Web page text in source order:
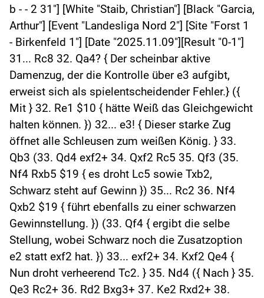
b - - 2 31"] [White "Staib, Christian"] [Black "Garcia,
Arthur"] [Event "Landesliga Nord 2"] [Site "Forst 1
- Birkenfeld 1"] [Date "2025.11.09"][Result "0-1"]
31... Rc8 32. Qa4? { Der scheinbar aktive
Damenzug, der die Kontrolle über e3 aufgibt,
erweist sich als spielentscheidender Fehler.} ({
Mit } 32. Re1 $10 { hätte Weiß das Gleichgewicht
halten können. }) 32... e3! { Dieser starke Zug
öffnet alle Schleusen zum weißen König. } 33.
Qb3 (33. Qd4 exf2+ 34. Qxf2 Rc5 35. Qf3 (35.
Nf4 Rxb5 $19 { es droht Lc5 sowie Txb2,
Schwarz steht auf Gewinn }) 35... Rc2 36. Nf4
Qxb2 $19 { führt ebenfalls zu einer schwarzen
Gewinnstellung. }) (33. Qf4 { ergibt die selbe
Stellung, wobei Schwarz noch die Zusatzoption
e2 statt exf2 hat. }) 33... exf2+ 34. Kxf2 Qe4 {
Nun droht verheerend Tc2. } 35. Nd4 ({ Nach } 35.
Qe3 Rc2+ 36. Rd2 Bxg3+ 37. Ke2 Rxd2+ 38.